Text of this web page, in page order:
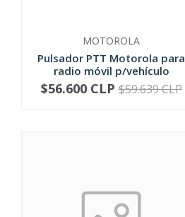
MOTOROLA
Pulsador PTT Motorola para
radio móvil p/vehículo
+
-$56.600 CLP$59.639 CLP